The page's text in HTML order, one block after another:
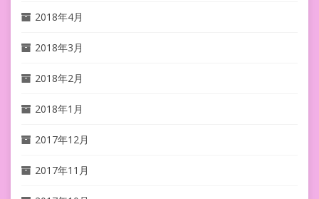
2018年4月
2018年3月
2018年2月
2018年1月
2017年12月
2017年11月